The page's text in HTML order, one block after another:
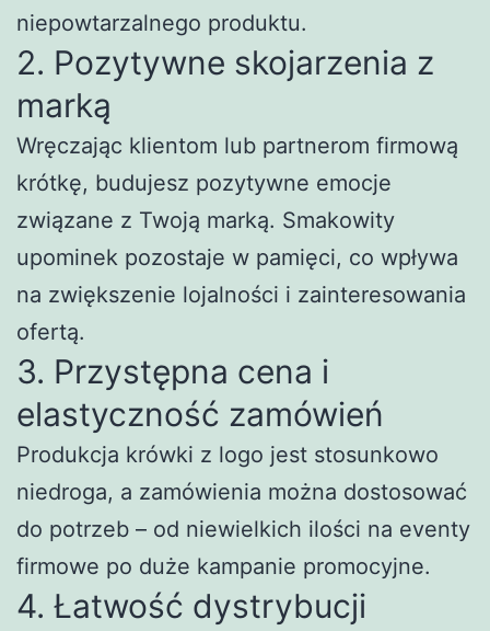
niepowtarzalnego produktu.
2. Pozytywne skojarzenia z
marką
Wręczając klientom lub partnerom firmową
krótkę, budujesz pozytywne emocje
związane z Twoją marką. Smakowity
upominek pozostaje w pamięci, co wpływa
na zwiększenie lojalności i zainteresowania
ofertą.
3. Przystępna cena i
elastyczność zamówień
Produkcja krówki z logo jest stosunkowo
niedroga, a zamówienia można dostosować
do potrzeb – od niewielkich ilości na eventy
firmowe po duże kampanie promocyjne.
4. Łatwość dystrybucji